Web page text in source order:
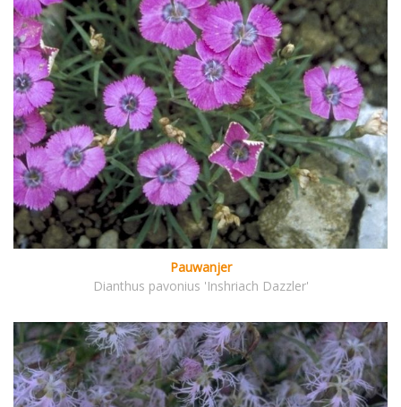
Pauwanjer
Dianthus pavonius 'Inshriach Dazzler'